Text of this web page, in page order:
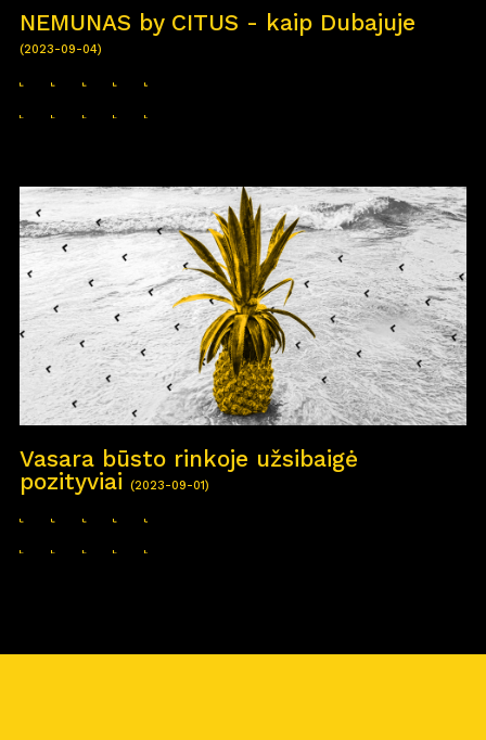
NEMUNAS by CITUS - kaip Dubajuje
(2023-09-04)
Vasara būsto rinkoje užsibaigė
pozityviai
(2023-09-01)